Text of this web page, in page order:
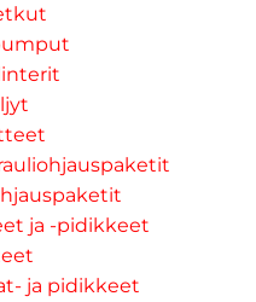
ja -pidikkeet
ja pidikkeet